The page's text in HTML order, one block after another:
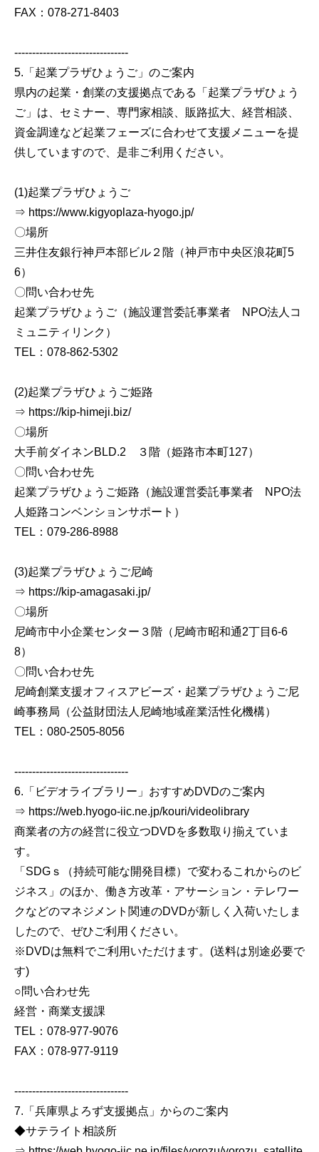
FAX：078-271-8403
--------------------------------
5.「起業プラザひょうご」のご案内
県内の起業・創業の支援拠点である「起業プラザひょう
ご」は、セミナー、専門家相談、販路拡大、経営相談、
資金調達など起業フェーズに合わせて支援メニューを提
供していますので、是非ご利用ください。
(1)起業プラザひょうご
⇒ https://www.kigyoplaza-hyogo.jp/
〇場所
三井住友銀行神戸本部ビル２階（神戸市中央区浪花町5
6）
〇問い合わせ先
起業プラザひょうご（施設運営委託事業者 NPO法人コ
ミュニティリンク）
TEL：078-862-5302
(2)起業プラザひょうご姫路
⇒ https://kip-himeji.biz/
〇場所
大手前ダイネンBLD.2 ３階（姫路市本町127）
〇問い合わせ先
起業プラザひょうご姫路（施設運営委託事業者 NPO法
人姫路コンベンションサポート）
TEL：079-286-8988
(3)起業プラザひょうご尼崎
⇒ https://kip-amagasaki.jp/
〇場所
尼崎市中小企業センター３階（尼崎市昭和通2丁目6-6
8）
〇問い合わせ先
尼崎創業支援オフィスアビーズ・起業プラザひょうご尼
崎事務局（公益財団法人尼崎地域産業活性化機構）
TEL：080-2505-8056
--------------------------------
6.「ビデオライブラリー」おすすめDVDのご案内
⇒ https://web.hyogo-iic.ne.jp/kouri/videolibrary
商業者の方の経営に役立つDVDを多数取り揃えていま
す。
「SDGｓ（持続可能な開発目標）で変わるこれからのビ
ジネス」のほか、働き方改革・アサーション・テレワー
クなどのマネジメント関連のDVDが新しく入荷いたしま
したので、ぜひご利用ください。
※DVDは無料でご利用いただけます。(送料は別途必要で
す)
○問い合わせ先
経営・商業支援課
TEL：078-977-9076
FAX：078-977-9119
--------------------------------
7.「兵庫県よろず支援拠点」からのご案内
◆サテライト相談所